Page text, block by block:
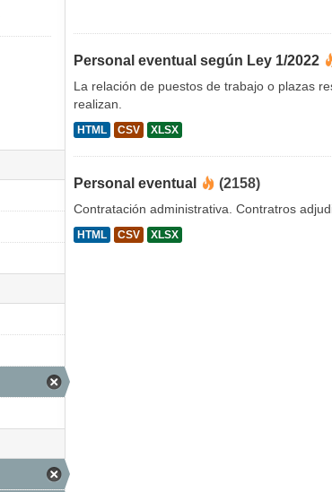
Personal eventual según Ley 1/2022
La relación de puestos de trabajo o plazas
realizan.
HTML CSV XLSX
Personal eventual (2158)
Contratación administrativa. Contratros
HTML CSV XLSX